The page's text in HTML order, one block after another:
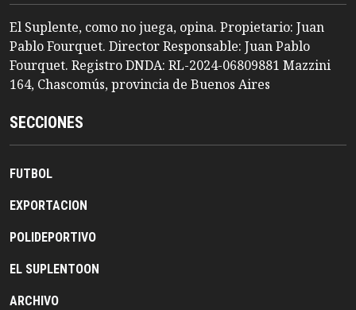
El Suplente, como no juega, opina. Propietario: Juan
Pablo Fourquet. Director Responsable: Juan Pablo
Fourquet. Registro DNDA: RL-2024-06809881 Mazzini
164, Chascomús, provincia de Buenos Aires
SECCIONES
FUTBOL
EXPORTACION
POLIDEPORTIVO
EL SUPLENTOON
ARCHIVO